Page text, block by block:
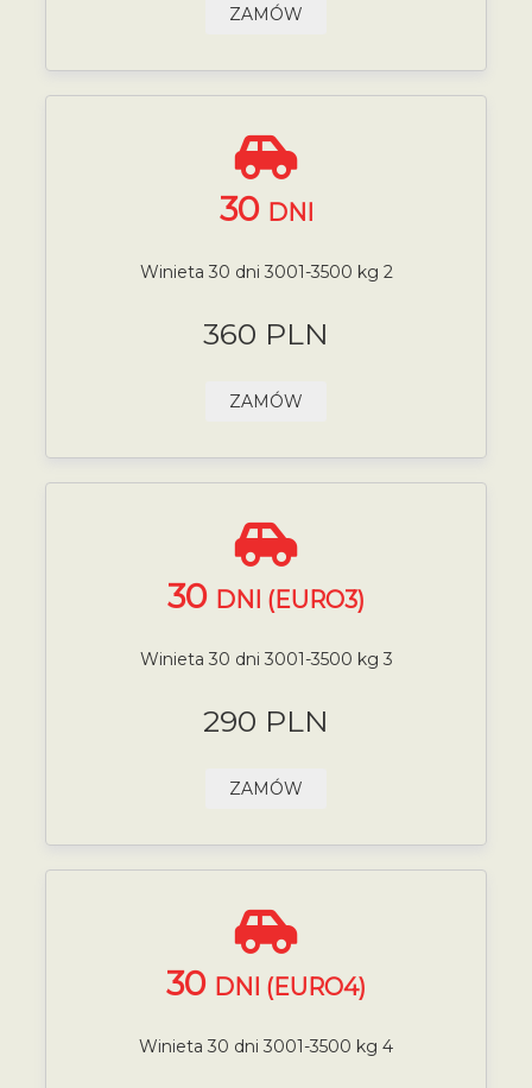
ZAMÓW
30 DNI
Winieta 30 dni 3001-3500 kg 2
360 PLN
ZAMÓW
30 DNI (EURO3)
Winieta 30 dni 3001-3500 kg 3
290 PLN
ZAMÓW
30 DNI (EURO4)
Winieta 30 dni 3001-3500 kg 4